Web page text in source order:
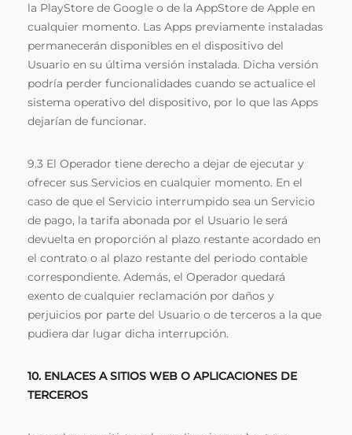
la PlayStore de Google o de la AppStore de Apple en
cualquier momento. Las Apps previamente instaladas
permanecerán disponibles en el dispositivo del
Usuario en su última versión instalada. Dicha versión
podría perder funcionalidades cuando se actualice el
sistema operativo del dispositivo, por lo que las Apps
dejarían de funcionar.
9.3 El Operador tiene derecho a dejar de ejecutar y
ofrecer sus Servicios en cualquier momento. En el
caso de que el Servicio interrumpido sea un Servicio
de pago, la tarifa abonada por el Usuario le será
devuelta en proporción al plazo restante acordado en
el contrato o al plazo restante del periodo contable
correspondiente. Además, el Operador quedará
exento de cualquier reclamación por daños y
perjuicios por parte del Usuario o de terceros a la que
pudiera dar lugar dicha interrupción.
10. ENLACES A SITIOS WEB O APLICACIONES DE
TERCEROS